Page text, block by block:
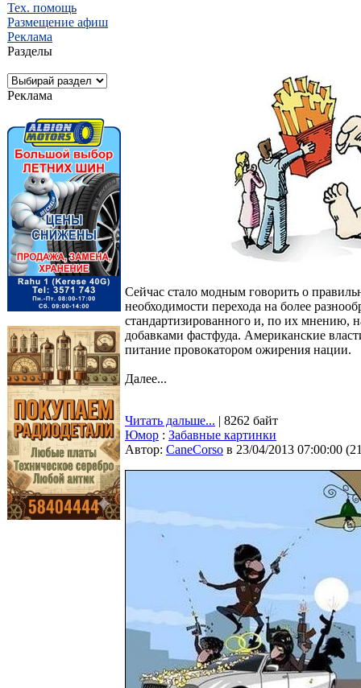
Тех. помощь
Размещение афиш
Реклама
Разделы
Реклама
Сейчас стало модным говорить о
необходимости перехода на более
стандартизированного и, по их
добавками фастфуда. Американские
питание провокатором ожирения нации.
Далее...
Читать дальше... | 8262 байт
Юмор : Забавные картинки
Автор: CaneCorso в 23/04/2013 07:00:00 (